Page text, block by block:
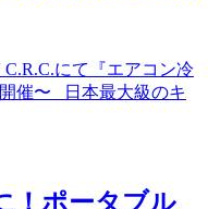
にて『エアコン冷
催〜 日本最大級のキ
！ポータブル